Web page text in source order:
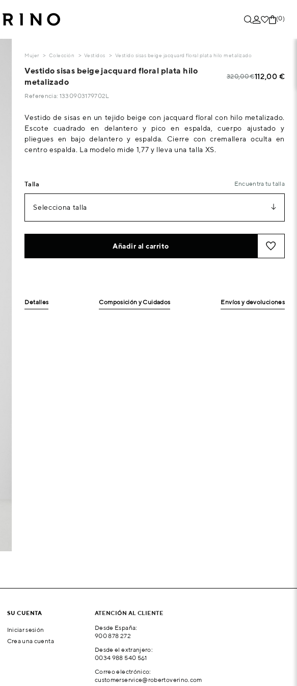
(0)
Mujer Colección Vestidos Vestido sisas beige jacquard floral plata hilo metalizado
Vestido sisas beige jacquard floral plata hilo
metalizado
320,00 €112,00 €
Referencia: 1330903179702L
Vestido de sisas en un tejido beige con jacquard floral con hilo metalizado.
Escote cuadrado en delantero y pico en espalda, cuerpo ajustado y
pliegues en bajo delantero y espalda. Cierre con cremallera oculta en
centro espalda. La modelo mide 1,77 y lleva una talla XS.
Talla Encuentra tu talla
Selecciona talla
Añadir al carrito
Detalles Composición y Cuidados Envíos y devoluciones
SU CUENTA
Iniciar sesión
Crea una cuenta
ATENCIÓN AL CLIENTE
Desde España:
900 878 272
Desde el extranjero:
0034 988 540 561
Correo electrónico:
customerservice@robertoverino.com